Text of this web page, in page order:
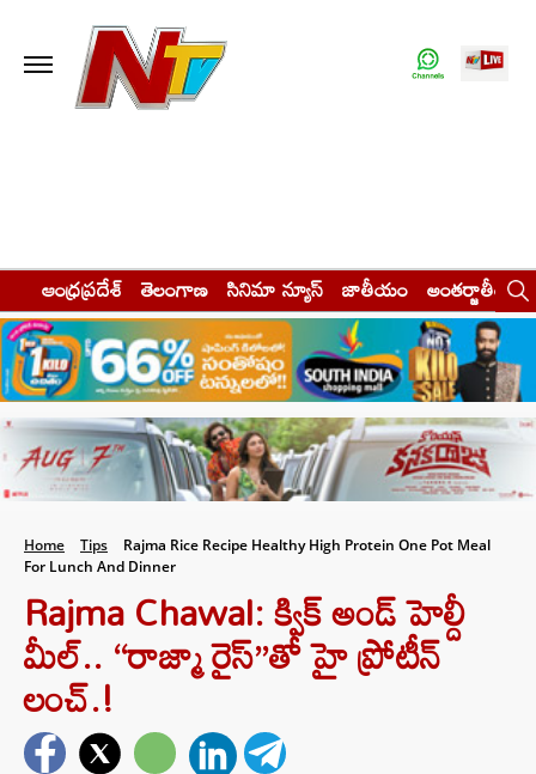
ఆంధ్రప్రదేశ్ తెలంగాణ సినిమా న్యూస్ జాతీయం అంతర్జాతీయం
Home Tips
Rajma Rice Recipe Healthy High Protein One Pot Meal
For Lunch And Dinner
Rajma Chawal: క్విక్ అండ్ హెల్దీ
మీల్.. “రాజ్మా రైస్‌”తో హై ప్రోటీన్
లంచ్.!